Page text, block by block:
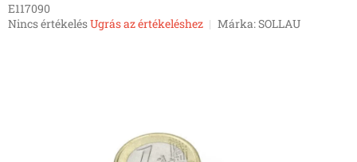
E117090
A
Nincs értékelésUgrás az értékeléshez Márka:SOLLAU